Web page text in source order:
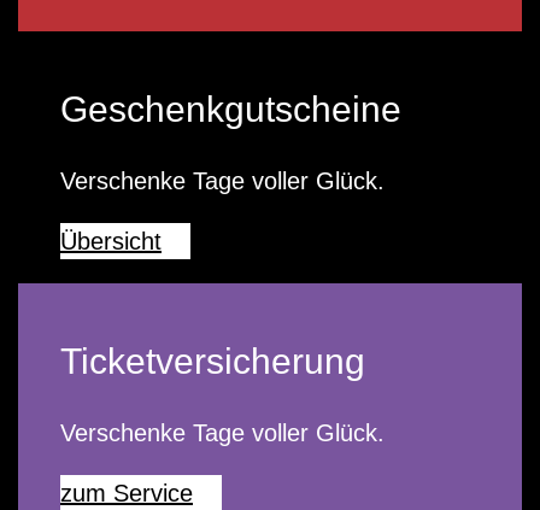
Geschenkgutscheine
Verschenke Tage voller Glück.
Übersicht
Ticketversicherung
Verschenke Tage voller Glück.
zum Service